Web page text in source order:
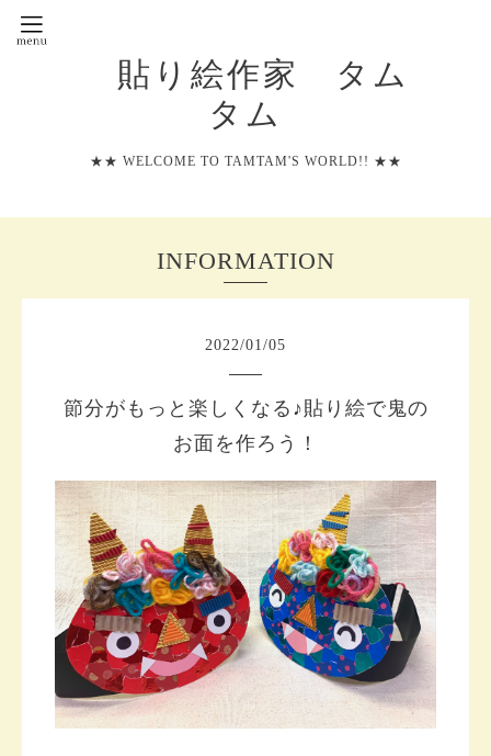
貼り絵作家 タム
タム
★★ WELCOME TO TAMTAM'S WORLD!! ★★
INFORMATION
2022/01/05
節分がもっと楽しくなる♪貼り絵で鬼の
お面を作ろう！